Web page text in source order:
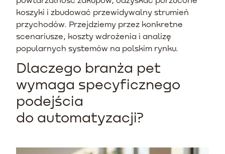
koszyki i zbudować przewidywalny strumień
przychodów. Przejdziemy przez konkretne
scenariusze, koszty wdrożenia i analizę
popularnych systemów na polskim rynku.
Dlaczego branża pet
wymaga specyficznego
podejścia
do automatyzacji?